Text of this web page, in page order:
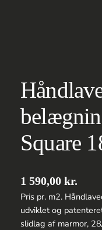
Square
1 590,00 kr.
Pris pr. m2.
udviklet og
slidlag af marmor,